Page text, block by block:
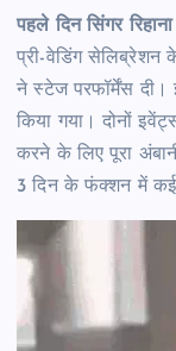
पहले दिन सिंगर
प्री-वेडिंग सेलिब्रेशन
ने स्टेज परफॉर्मेंस दी।
किया गया। दोनों
करने के लिए पूरा
3 दिन के फंक्शन में कई